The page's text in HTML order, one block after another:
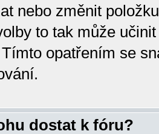
nebo změnit
to tak může
opatřením se
dostat k fóru?